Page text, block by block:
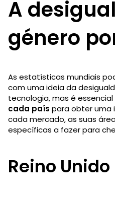
A
género
As estatísticas mundiais
com uma ideia da
tecnologia, mas é
cada país para obter uma
cada mercado, as suas
específicas a fazer para
Reino Unido